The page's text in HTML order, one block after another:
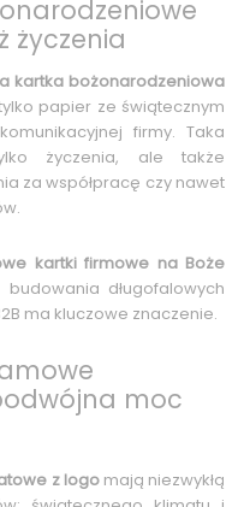
życzenia
kartka bożonarodzeniowa
papier ze świątecznym
firmy. Taka
życzenia, ale także
za współpracę czy nawet
kartki firmowe na Boże
długofalowych
ma kluczowe znaczenie.
moc
z logomają niezwykłą